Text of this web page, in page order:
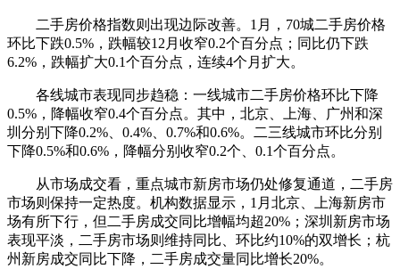
二手房价格指数则出现边际改善。1月，70城二手房价格
环比下跌0.5%，跌幅较12月收窄0.2个百分点；同比仍下跌
6.2%，跌幅扩大0.1个百分点，连续4个月扩大。
各线城市表现同步趋稳：一线城市二手房价格环比下降
0.5%，降幅收窄0.4个百分点。其中，北京、上海、广州和深
圳分别下降0.2%、0.4%、0.7%和0.6%。二三线城市环比分别
下降0.5%和0.6%，降幅分别收窄0.2个、0.1个百分点。
从市场成交看，重点城市新房市场仍处修复通道，二手房
市场则保持一定热度。机构数据显示，1月北京、上海新房市
场有所下行，但二手房成交同比增幅均超20%；深圳新房市场
表现平淡，二手房市场则维持同比、环比约10%的双增长；杭
州新房成交同比下降，二手房成交量同比增长20%。